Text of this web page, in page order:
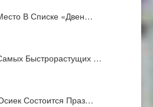
В Списке «Двен…
Быстрорастущих …
Состоится Праз…